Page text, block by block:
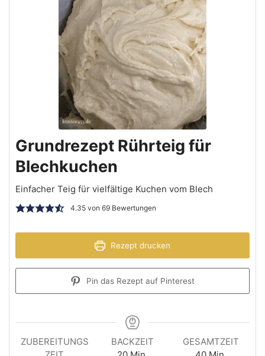
Grundrezept Rührteig für
Blechkuchen
Einfacher Teig für vielfältige Kuchen vom Blech
4.35von 69Bewertungen
Rezept drucken
Pin das Rezept auf Pinterest
ZUBEREITUNGS
BACKZEIT
GESAMTZEIT